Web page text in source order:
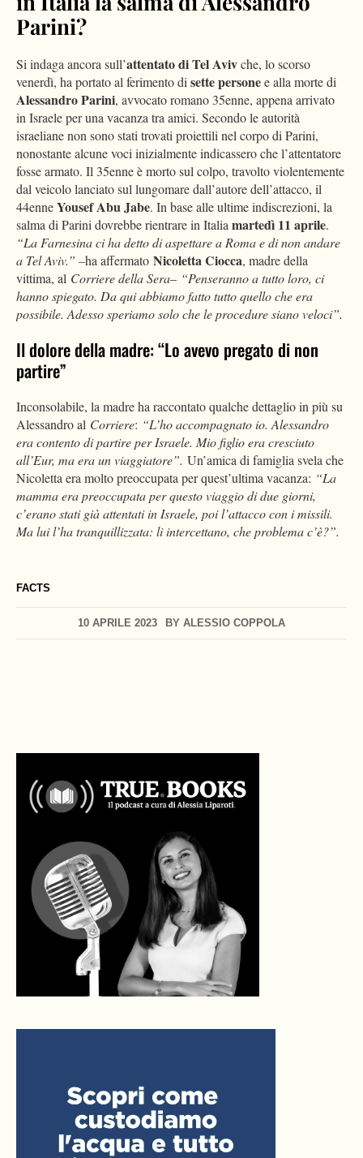
FACTS
10 APRILE 2023 BY ALESSIO COPPOLA
Parini?
Si indaga ancora sull’attentato di Tel Avivche, lo scorso
venerdì, ha portato al ferimento disette personee alla morte di
Alessandro Parini, avvocato romano 35enne, appena arrivato
in Israele per una vacanza tra amici. Secondo le autorità
israeliane non sono stati trovati proiettili nel corpo di Parini,
nonostante alcune voci inizialmente indicassero che l’attentatore
fosse armato. Il 35enne è morto sul colpo, travolto violentemente
dal veicolo lanciato sul lungomare dall’autore dell’attacco, il
44enneYousef Abu Jabe. In base alle ultime indiscrezioni, la
salma di Parini dovrebbe rientrare in Italiamartedì 11 aprile.
“La Farnesina ci ha detto di aspettare a Roma e di non andare
a Tel Aviv.” –ha affermato Nicoletta Ciocca, madre della
vittima, al Corriere della Sera– “Penseranno a tutto loro, ci
hanno spiegato. Da qui abbiamo fatto tutto quello che era
possibile. Adesso speriamo solo che le procedure siano veloci”.
Il dolore della madre: “Lo avevo pregato di non
partire”
Inconsolabile, la madre ha raccontato qualche dettaglio in più su
Alessandro al Corriere: “L’ho accompagnato io. Alessandro
era contento di partire per Israele. Mio figlio era cresciuto
all’Eur, ma era un viaggiatore”. Un’amica di famiglia svela che
Nicoletta era molto preoccupata per quest’ultima vacanza: “La
mamma era preoccupata per questo viaggio di due giorni,
c’erano stati già attentati in Israele, poi l’attacco con i missili.
Ma lui l’ha tranquillizzata: li intercettano, che problema c’è?”.